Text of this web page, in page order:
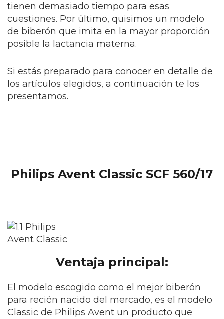
tienen demasiado tiempo para esas
cuestiones. Por último, quisimos un modelo
de biberón que imita en la mayor proporción
posible la lactancia materna.
Si estás preparado para conocer en detalle de
los artículos elegidos, a continuación te los
presentamos.
Philips Avent Classic SCF 560/17
Ventaja principal:
El modelo escogido como el mejor biberón
para recién nacido del mercado, es el modelo
Classic de Philips Avent un producto que